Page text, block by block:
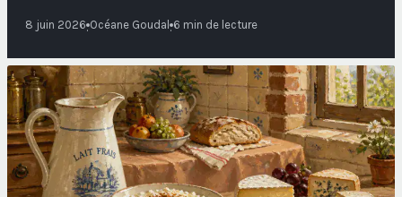
8 juin 2026· Océane Goudal · 6 min de lecture